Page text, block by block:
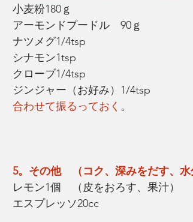
小麦粉180ｇ
アーモンドプードル　90ｇ
ナツメグ1/4tsp
シナモン1tsp
クローブ1/4tsp
ジンジャー（お好み）1/4tsp
合わせて振るっておく 。
5。その他　（コク、深みをだす、水
レモン1個　（皮をおろす、果汁）
エスプレッソ20cc